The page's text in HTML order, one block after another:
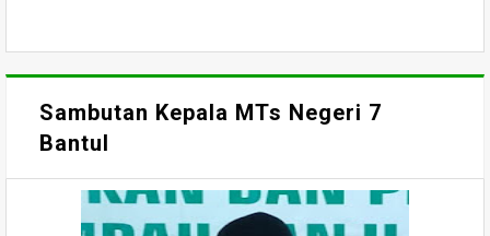
Sambutan Kepala MTs Negeri 7
Bantul